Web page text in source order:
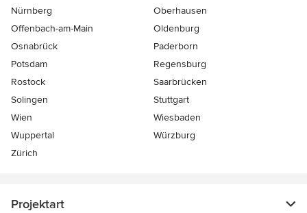
Nürnberg
Oberhausen
Offenbach-am-Main
Oldenburg
Osnabrück
Paderborn
Potsdam
Regensburg
Rostock
Saarbrücken
Solingen
Stuttgart
Wien
Wiesbaden
Wuppertal
Würzburg
Zürich
Projektart